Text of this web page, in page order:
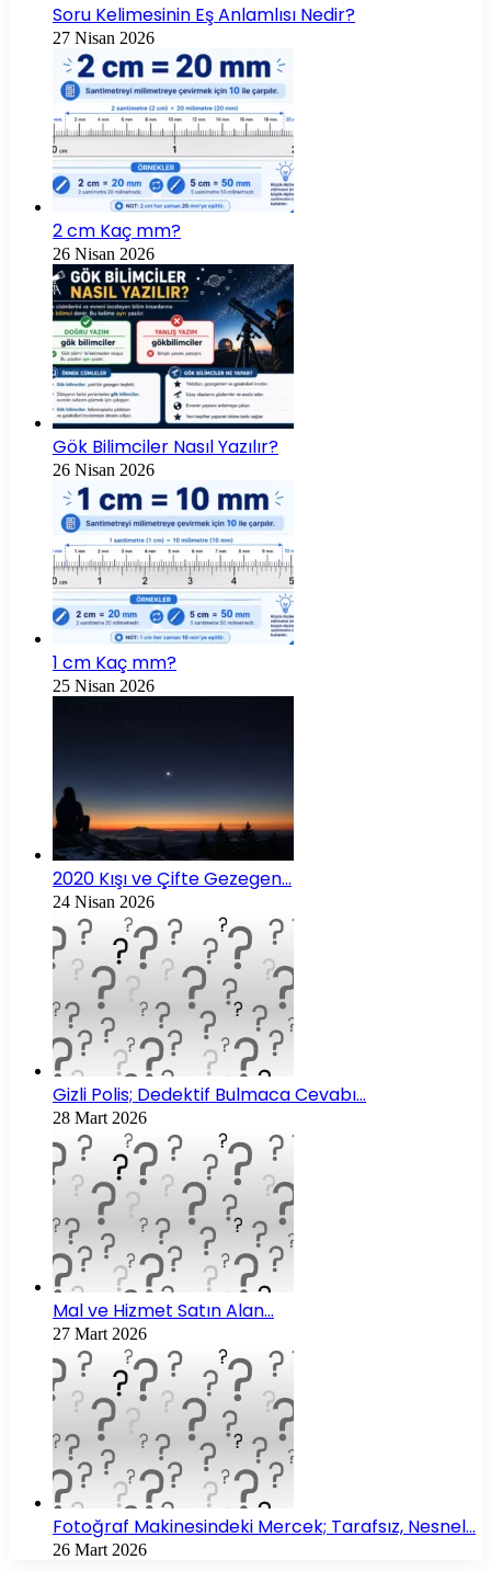
Soru Kelimesinin Eş Anlamlısı Nedir?
27 Nisan 2026
2 cm Kaç mm?
26 Nisan 2026
Gök Bilimciler Nasıl Yazılır?
26 Nisan 2026
1 cm Kaç mm?
25 Nisan 2026
2020 Kışı ve Çifte Gezegen…
24 Nisan 2026
Gizli Polis; Dedektif Bulmaca Cevabı…
28 Mart 2026
Mal ve Hizmet Satın Alan…
27 Mart 2026
Fotoğraf Makinesindeki Mercek; Tarafsız, Nesnel…
26 Mart 2026